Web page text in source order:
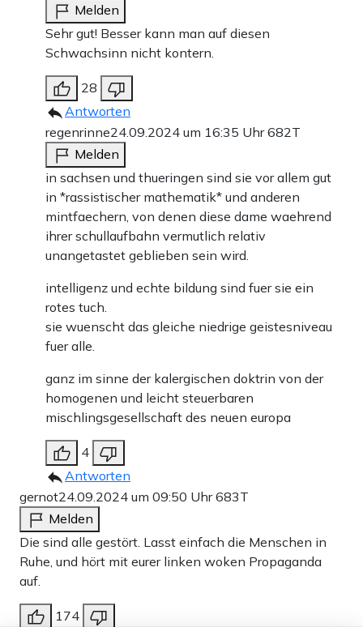
Melden
Sehr gut! Besser kann man auf diesen
Schwachsinn nicht kontern.
28
Antworten
regenrinne24.09.2024 um 16:35 Uhr682T
Melden
in sachsen und thueringen sind sie vor allem gut
in *rassistischer mathematik* und anderen
mintfaechern, von denen diese dame waehrend
ihrer schullaufbahn vermutlich relativ
unangetastet geblieben sein wird.
intelligenz und echte bildung sind fuer sie ein
rotes tuch.
sie wuenscht das gleiche niedrige geistesniveau
fuer alle.
ganz im sinne der kalergischen doktrin von der
homogenen und leicht steuerbaren
mischlingsgesellschaft des neuen europa
4
Antworten
gernot24.09.2024 um 09:50 Uhr683T
Melden
Die sind alle gestört. Lasst einfach die Menschen in
Ruhe, und hört mit eurer linken woken Propaganda
auf.
174